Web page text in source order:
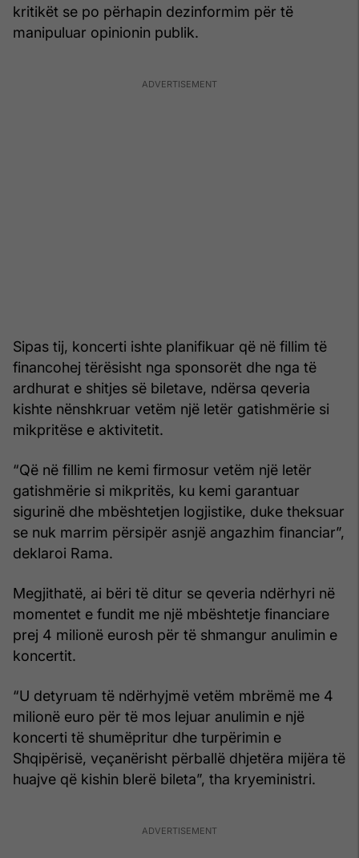
kritikët se po përhapin dezinformim për të
manipuluar opinionin publik.
Sipas tij, koncerti ishte planifikuar që në fillim të
financohej tërësisht nga sponsorët dhe nga të
ardhurat e shitjes së biletave, ndërsa qeveria
kishte nënshkruar vetëm një letër gatishmërie si
mikpritëse e aktivitetit.
“Që në fillim ne kemi firmosur vetëm një letër
gatishmërie si mikpritës, ku kemi garantuar
sigurinë dhe mbështetjen logjistike, duke theksuar
se nuk marrim përsipër asnjë angazhim financiar”,
deklaroi Rama.
Megjithatë, ai bëri të ditur se qeveria ndërhyri në
momentet e fundit me një mbështetje financiare
prej 4 milionë eurosh për të shmangur anulimin e
koncertit.
“U detyruam të ndërhyjmë vetëm mbrëmë me 4
milionë euro për të mos lejuar anulimin e një
koncerti të shumëpritur dhe turpërimin e
Shqipërisë, veçanërisht përballë dhjetëra mijëra të
huajve që kishin blerë bileta”, tha kryeministri.